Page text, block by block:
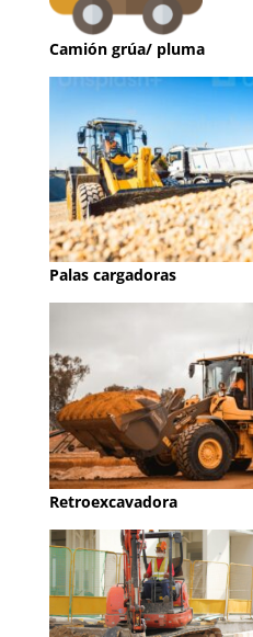
Camión grúa/ pluma
Palas cargadoras
Retroexcavadora